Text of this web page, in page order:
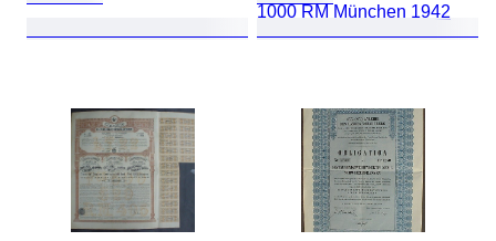
1000 RM München 1942